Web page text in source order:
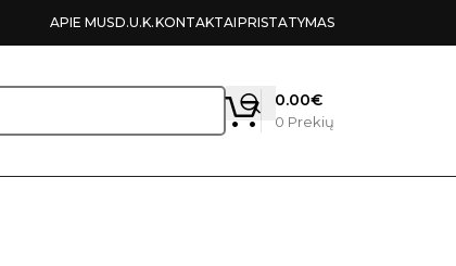
APIE MUSD.U.K.KONTAKTAIPRISTATYMAS
0 Prekių
0.00€